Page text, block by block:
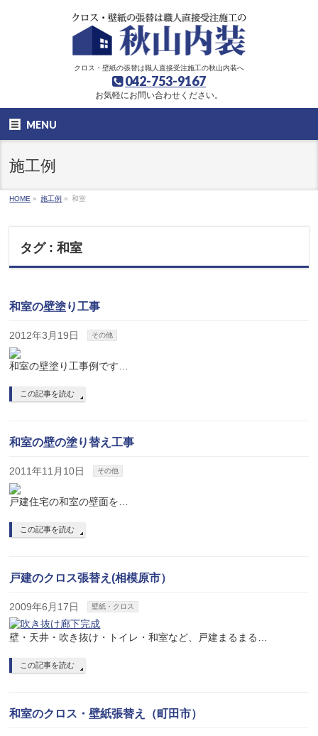
クロス・壁紙の張替は職人直接受注施工の秋山内装へ
042-753-9167
お気軽にお問い合わせください。
MENU
施工例
HOME » 施工例 » 和室
タグ : 和室
和室の壁塗り工事
2012年3月19日 その他
和室の壁塗り工事例です…
この記事を読む
和室の壁の塗り替え工事
2011年11月10日 その他
戸建住宅の和室の壁面を…
この記事を読む
戸建のクロス張替え(相模原市）
2009年6月17日 壁紙・クロス
壁・天井・吹き抜け・トイレ・和室など、戸建まるまる…
この記事を読む
和室のクロス・壁紙張替え（町田市）